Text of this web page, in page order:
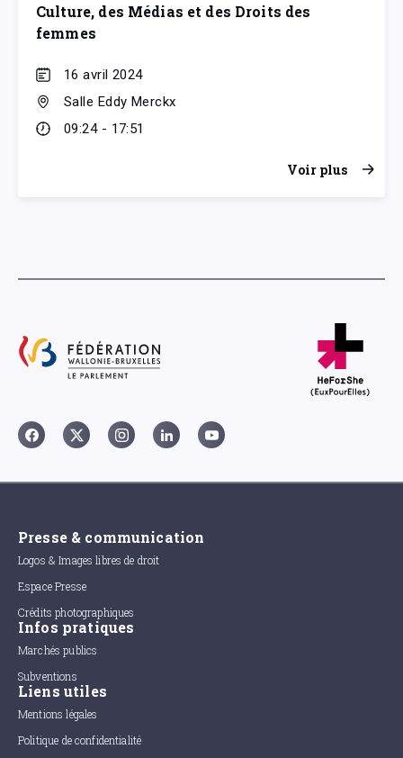
Culture, des Médias et des Droits des
femmes
16 avril 2024
Salle Eddy Merckx
09:24 - 17:51
Voir plus
Presse & communication
Logos & Images libres de droit
Espace Presse
Crédits photographiques
Infos pratiques
Marchés publics
Subventions
Liens utiles
Mentions légales
Politique de confidentialité